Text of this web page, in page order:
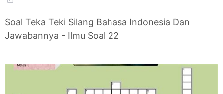
Soal Teka Teki Silang Bahasa Indonesia Dan
Jawabannya - Ilmu Soal 22